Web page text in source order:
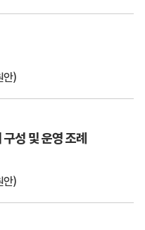
안)
성 및 운영 조례
안)